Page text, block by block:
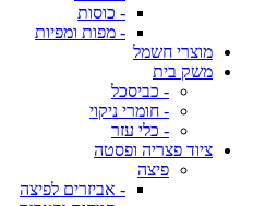
- כוסות
- מפות ומפיות
מוצרי חשמל
משק בית
- כביסכל
- חומרי ניקוי
- כלי עזר
ציוד פצריה ופסטה
פיצה
- אביזרים לפיצה